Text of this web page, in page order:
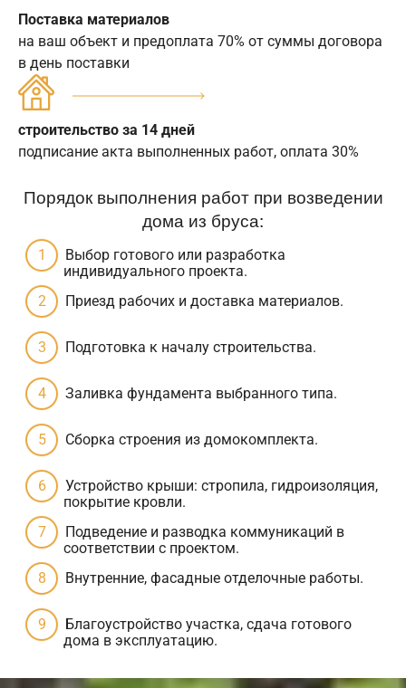
Поставка материалов
на ваш объект и предоплата 70% от суммы договора
в день поставки
строительство за 14 дней
подписание акта выполненных работ, оплата 30%
Порядок выполнения работ при возведении
дома из бруса:
Выбор готового или разработка
индивидуального проекта.
Приезд рабочих и доставка материалов.
Подготовка к началу строительства.
Заливка фундамента выбранного типа.
Сборка строения из домокомплекта.
Устройство крыши: стропила, гидроизоляция,
покрытие кровли.
Подведение и разводка коммуникаций в
соответствии с проектом.
Внутренние, фасадные отделочные работы.
Благоустройство участка, сдача готового
дома в эксплуатацию.